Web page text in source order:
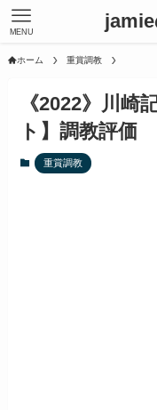
MENU
ホーム 重賞調教
《2022》川崎
ト】調教評価
重賞調教